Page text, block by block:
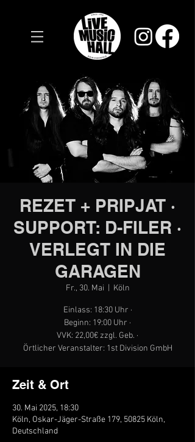
REZET + PRIPJAT ·
SUPPORT: D-FILER ·
VERLEGT IN DIE
GARAGEN
Fr., 30. Mai Köln
Einlass: 18:30 Uhr ·
Beginn: 19:00 Uhr ·
VVK: 22,00€ zzgl. Geb. ·
Örtlicher Veranstalter: 1st Division GmbH
Zeit & Ort
30. Mai 2025, 18:30
Köln, Oskar-Jäger-Straße 179, 50825 Köln,
Deutschland